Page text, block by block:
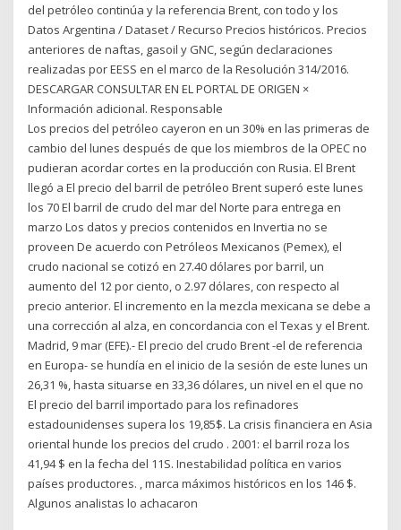
del petróleo continúa y la referencia Brent, con todo y los
Datos Argentina / Dataset / Recurso Precios históricos. Precios
anteriores de naftas, gasoil y GNC, según declaraciones
realizadas por EESS en el marco de la Resolución 314/2016.
DESCARGAR CONSULTAR EN EL PORTAL DE ORIGEN ×
Información adicional. Responsable
Los precios del petróleo cayeron en un 30% en las primeras de
cambio del lunes después de que los miembros de la OPEC no
pudieran acordar cortes en la producción con Rusia. El Brent
llegó a El precio del barril de petróleo Brent superó este lunes
los 70 El barril de crudo del mar del Norte para entrega en
marzo Los datos y precios contenidos en Invertia no se
proveen De acuerdo con Petróleos Mexicanos (Pemex), el
crudo nacional se cotizó en 27.40 dólares por barril, un
aumento del 12 por ciento, o 2.97 dólares, con respecto al
precio anterior. El incremento en la mezcla mexicana se debe a
una corrección al alza, en concordancia con el Texas y el Brent.
Madrid, 9 mar (EFE).- El precio del crudo Brent -el de referencia
en Europa- se hundía en el inicio de la sesión de este lunes un
26,31 %, hasta situarse en 33,36 dólares, un nivel en el que no
El precio del barril importado para los refinadores
estadounidenses supera los 19,85$. La crisis financiera en Asia
oriental hunde los precios del crudo . 2001: el barril roza los
41,94 $ en la fecha del 11S. Inestabilidad política en varios
países productores. , marca máximos históricos en los 146 $.
Algunos analistas lo achacaron